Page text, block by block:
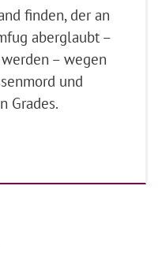
finden, der an
aberglaubt –
– wegen
und
Grades.